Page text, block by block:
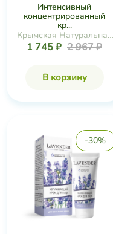
Интенсивный
концентрированный
кр...
Крымская Натуральная
Коллекция
1 745 ₽ 2 967 ₽
В корзину
-30%